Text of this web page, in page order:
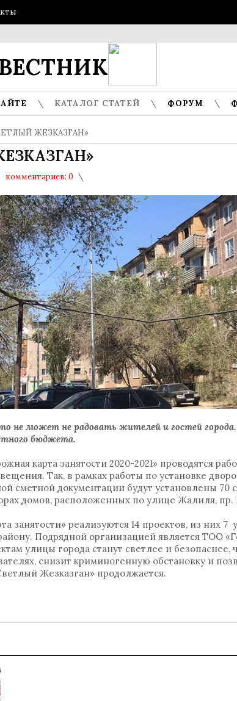
КАТАЛОГ СТАТЕЙ ФОРУМ
ЖЕЗКАЗГАН»
комментариев: 0
не может не радовать жителей и гостей
бюджета.
карта занятости 2020-2021» проводятся
Так, в рамках работы по установке
сметной документации будут установлены 70
домов, расположенных по улице Жалиля, пр.
занятости» реализуются 14 проектов, из них
Подрядной организацией является ТОО
улицы города станут светлее и
снизит криминогенную обстановку и
Жезказган» продолжается.